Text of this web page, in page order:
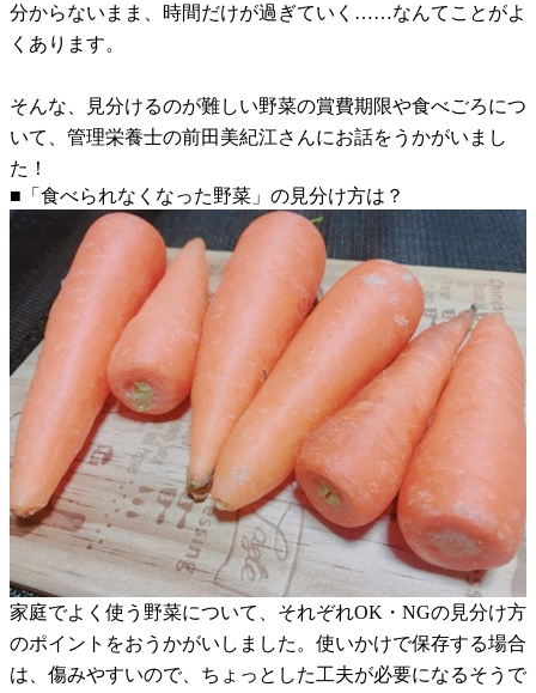
分からないまま、時間だけが過ぎていく……なんてことがよ
くあります。
そんな、見分けるのが難しい野菜の賞費期限や食べごろにつ
いて、管理栄養士の前田美紀江さんにお話をうかがいまし
た！
■「食べられなくなった野菜」の見分け方は？
家庭でよく使う野菜について、それぞれOK・NGの見分け方
のポイントをおうかがいしました。使いかけで保存する場合
は、傷みやすいので、ちょっとした工夫が必要になるそうで